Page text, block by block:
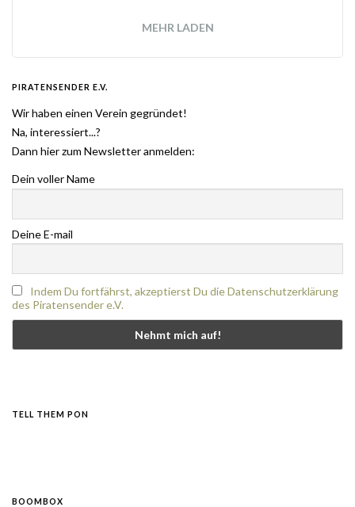
MEHR LADEN
PIRATENSENDER E.V.
Wir haben einen Verein gegründet!
Na, interessiert...?
Dann hier zum Newsletter anmelden:
Dein voller Name
Deine E-mail
Indem Du fortfährst, akzeptierst Du die Datenschutzerklärung
des Piratensender e.V.
TELL THEM PON
BOOMBOX